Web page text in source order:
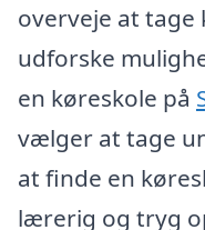
overveje at tage
udforske
en køreskole på
vælger at tage
at finde en
lærerig og tryg